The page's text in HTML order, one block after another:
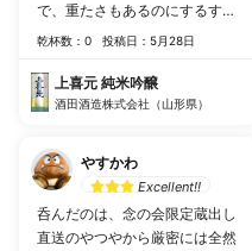
で、重たさもあるのにするする
いける
乾杯数：0 投稿日：5月28日
上喜元 純米吟醸
酒田酒造株式会社（山形県）
やすかわ
Excellent!!
呑んだのは、念の会限定蔵出し
直送のやつやから厳密には全然